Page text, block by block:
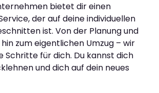
bietet dir einen
der auf deine individuellen
ist. Von der Planung und
zum eigentlichen Umzug – wir
Schritte für dich. Du kannst dich
und dich auf dein neues